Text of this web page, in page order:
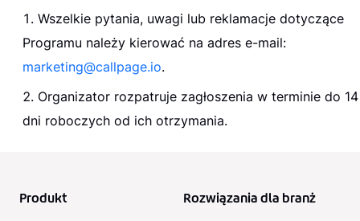
Wszelkie pytania, uwagi lub reklamacje dotyczące
Programu należy kierować na adres e-mail:
marketing@callpage.io.
Organizator rozpatruje zagłoszenia w terminie do 14
dni roboczych od ich otrzymania.
Produkt Rozwiązania dla branż